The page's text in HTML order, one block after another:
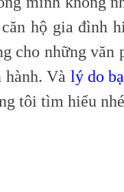
hộ gia đình
cho những văn
Và lý do
tôi tìm hiểu